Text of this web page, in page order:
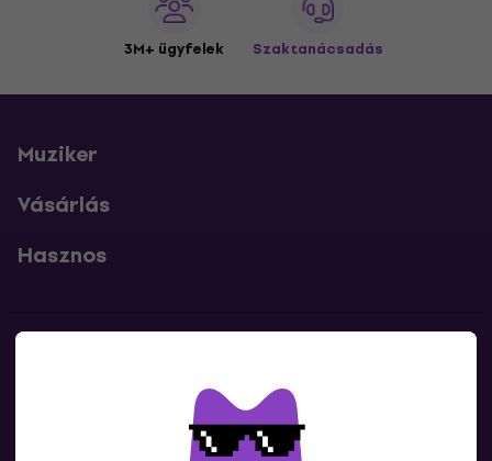
3M+ ügyfelek Szaktanácsadás
Muziker
Vásárlás
Hasznos
Lépj kapcsolatba velünk